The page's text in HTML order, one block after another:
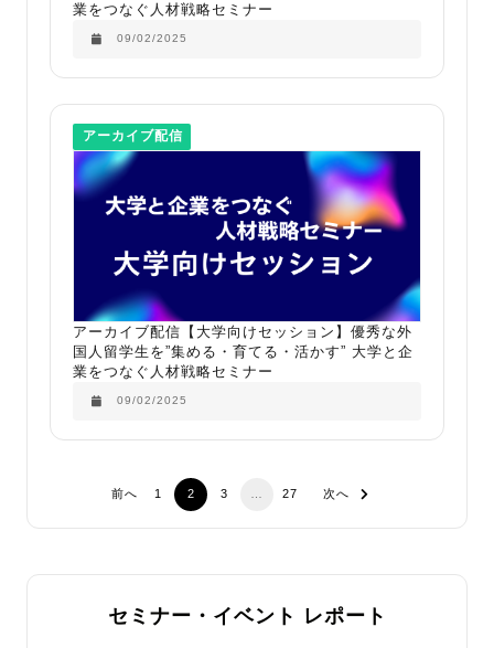
業をつなぐ人材戦略セミナー​
09/02/2025
アーカイブ配信
アーカイブ配信【大学向けセッション】優秀な外
国人留学生を”集める・育てる・活かす” 大学と企
業をつなぐ人材戦略セミナー​
09/02/2025
前へ 1 2 3 27 次へ
セミナー・イベント レポート